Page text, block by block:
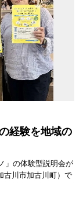
経験を地域の
」の体験型説明会が
古川市加古川町）で